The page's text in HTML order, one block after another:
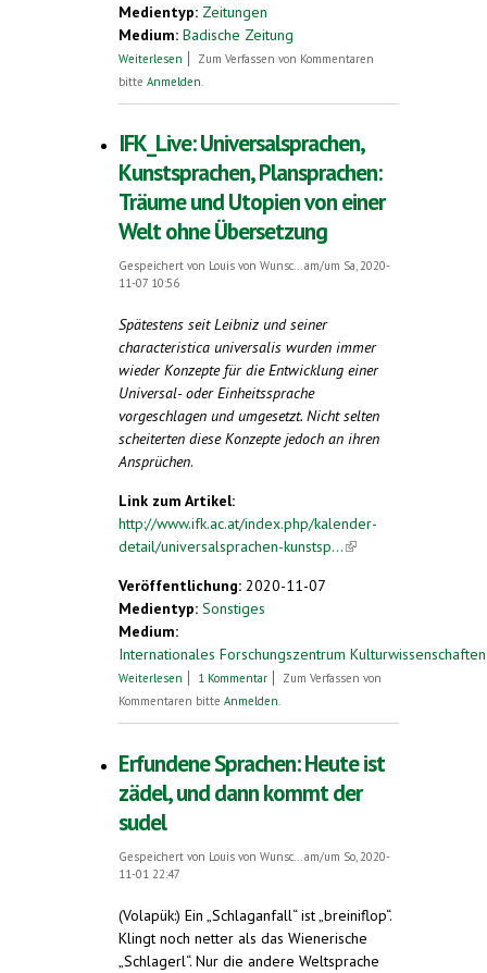
Medientyp: Zeitungen
Medium: Badische Zeitung
Weiterlesen über Die einfachste Sprache der Welt
Zum Verfassen von Kommentaren
bitte Anmelden
IFK_Live: Universalsprachen,
Kunstsprachen, Plansprachen:
Träume und Utopien von einer
Welt ohne Übersetzung
Gespeichert von Louis von Wunsc...am/um Sa, 2020-
11-07 10:56
Spätestens seit Leibniz und seiner
characteristica universalis wurden immer
wieder Konzepte für die Entwicklung einer
Universal- oder Einheitssprache
vorgeschlagen und umgesetzt. Nicht selten
scheiterten diese Konzepte jedoch an ihren
Ansprüchen.
Link zum Artikel:
http://www.ifk.ac.at/index.php/kalender-
detail/universalsprachen-kunstsp...(link is
Veröffentlichung: 2020-11-07
Medientyp: Sonstiges
Medium:
Internationales Forschungszentrum Kulturwissenschaften
Weiterlesen über IFK_Live: Universalsprachen,
und Utopien von einer Welt ohne
Übersetzung
1 Kommentar
Zum Verfassen von
Kommentaren bitte Anmelden.
Erfundene Sprachen: Heute ist
zädel, und dann kommt der
sudel
Gespeichert von Louis von Wunsc...am/um So, 2020-
11-01 22:47
(Volapük:) Ein „Schlaganfall“ ist „breiniflop“.
Klingt noch netter als das Wienerische
„Schlagerl“. Nur die andere Weltsprache